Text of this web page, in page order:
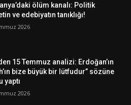
ölüm kanalı: Politik
ve edebiyatın tanıklığı!
2026
15 Temmuz analizi: Erdoğan’ın
bize büyük bir lütfudur” sözüne
yaptı
2026